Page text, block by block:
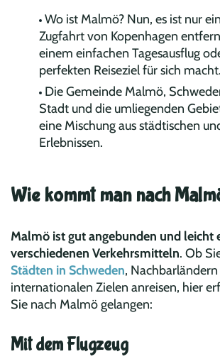
Wo ist Malmö? Nun, es ist nur
Zugfahrt von Kopenhagen
einem einfachen Tagesausflug
perfekten Reiseziel für sich macht.
Die Gemeinde Malmö,
Stadt und die umliegenden
eine Mischung aus städtischen
Erlebnissen.
Wie kommt man nach
Malmö ist gut angebunden und leicht
verschiedenen Verkehrsmitteln. Ob
Städten in Schweden,
internationalen Zielen anreisen, hier
Sie nach Malmö gelangen:
Mit dem Flugzeug